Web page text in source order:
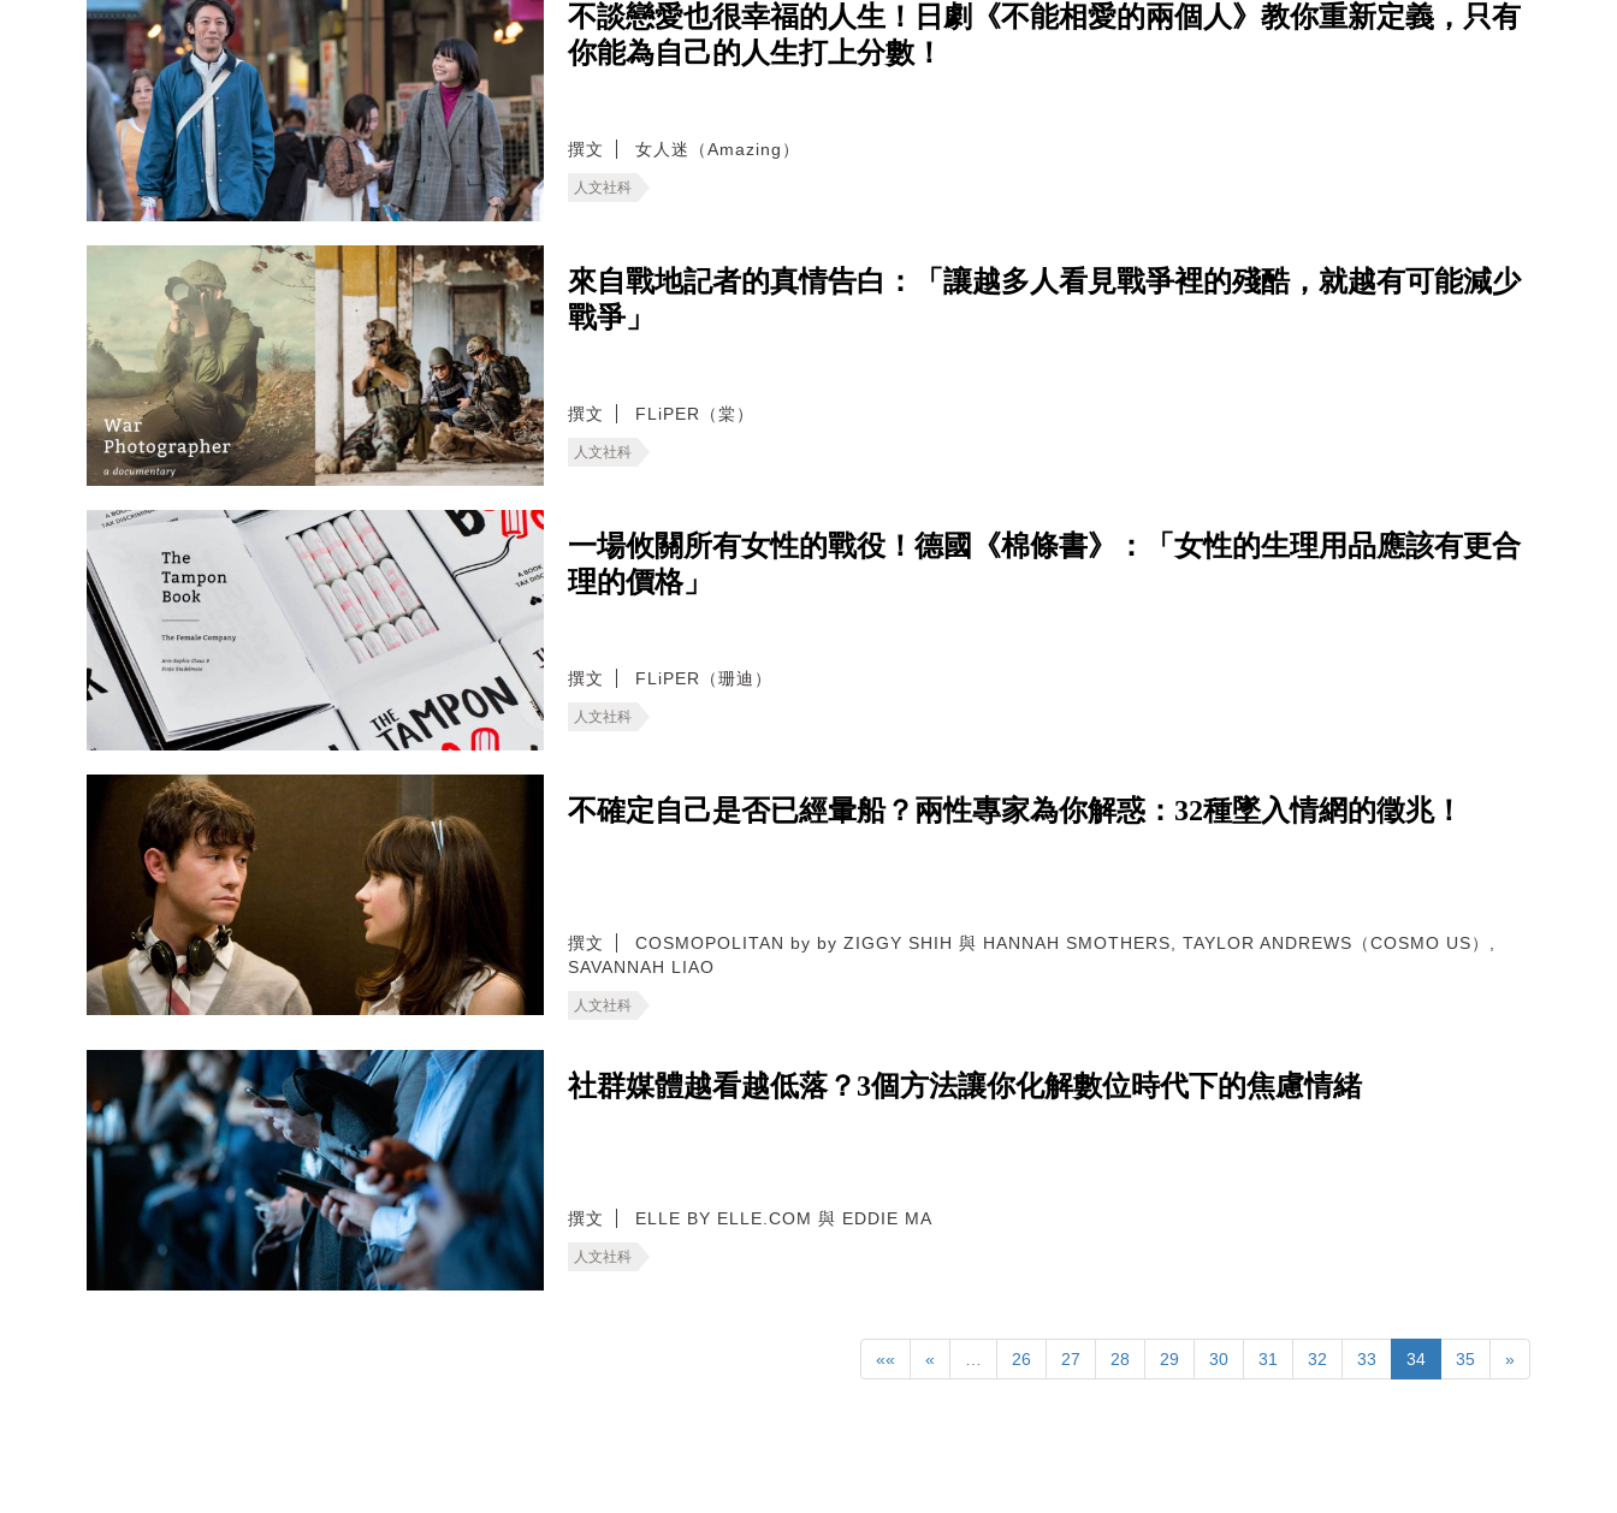
不談戀愛也很幸福的人生！日劇《不能相愛的兩個人》教你重新定義，只有
你能為自己的人生打上分數！
撰文 女人迷（Amazing）
人文社科
來自戰地記者的真情告白：「讓越多人看見戰爭裡的殘酷，就越有可能減少
戰爭」
撰文 FLiPER（棠）
人文社科
一場攸關所有女性的戰役！德國《棉條書》：「女性的生理用品應該有更合
理的價格」
撰文 FLiPER（珊迪）
人文社科
不確定自己是否已經暈船？兩性專家為你解惑：32種墜入情網的徵兆！
撰文
COSMOPOLITAN by by ZIGGY SHIH 與 HANNAH SMOTHERS, TAYLOR ANDREWS（COSMO US）,
SAVANNAH LIAO
人文社科
社群媒體越看越低落？3個方法讓你化解數位時代下的焦慮情緒
撰文 ELLE BY ELLE.COM 與 EDDIE MA
人文社科
«« « … 26 27 28 29 30 31 32 33 34 35 »